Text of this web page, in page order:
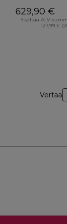
629,90 €
Sisältää ALV-
127,99 €
Vertaa